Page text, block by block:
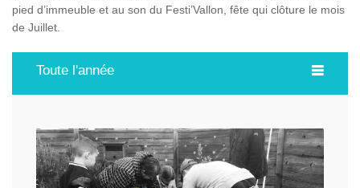
pied d’immeuble et au son du Festi’Vallon, fête qui clôture le mois
de Juillet.
Toute l'année